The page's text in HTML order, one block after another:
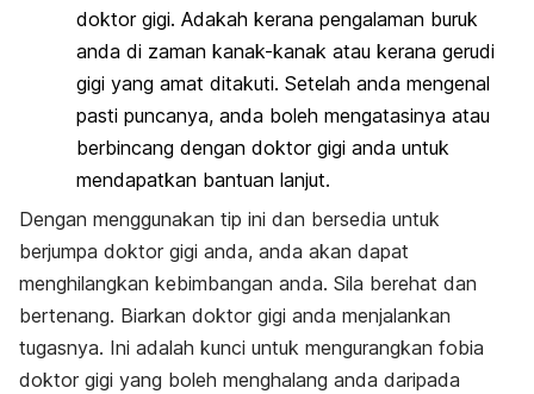
doktor gigi. Adakah kerana pengalaman buruk
anda di zaman kanak-kanak atau kerana gerudi
gigi yang amat ditakuti. Setelah anda mengenal
pasti puncanya, anda boleh mengatasinya atau
berbincang dengan doktor gigi anda untuk
mendapatkan bantuan lanjut.
Dengan menggunakan tip ini dan bersedia untuk
berjumpa doktor gigi anda, anda akan dapat
menghilangkan kebimbangan anda. Sila berehat dan
bertenang. Biarkan doktor gigi anda menjalankan
tugasnya. Ini adalah kunci untuk mengurangkan fobia
doktor gigi yang boleh menghalang anda daripada